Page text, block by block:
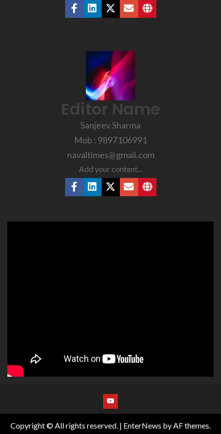
Editor Name
Sanjeev Sharma
Mob : 9897106991
navaltimes@gmail.com
Add your content...
Copyright © All rights reserved. | EnterNews by AF themes.